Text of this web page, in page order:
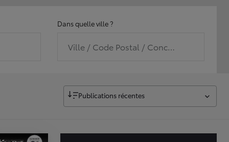
Dans quelle ville ?
Ville / Code Postal / Concession
Publications récentes